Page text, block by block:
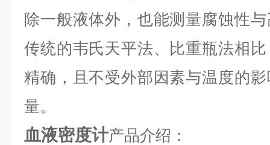
除一般液体外，也能测量腐蚀性
传统的韦氏天平法、比重瓶法相
精确，且不受外部因素与温度的
量。
血液密度计产品介绍：